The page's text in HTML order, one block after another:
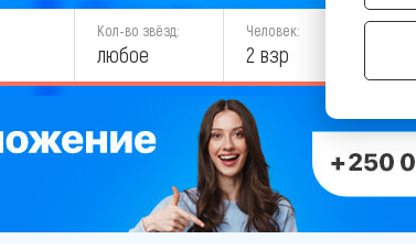
Кол-во звёзд:
любое
Человек:
2 взр